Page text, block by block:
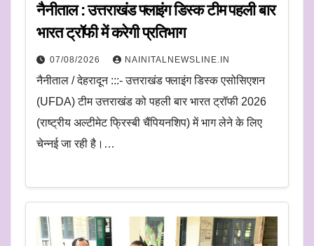
नैनीताल : उत्तराखंड फ्लाइंग डिस्क टीम पहली बार
भारत ट्रॉफी में करेगी प्रतिभाग
07/08/2026 NAINITALNEWSLINE.IN
नैनीताल / देहरादून :::- उत्तराखंड फ्लाइंग डिस्क एसोसिएशन
(UFDA) टीम उत्तराखंड को पहली बार भारत ट्रॉफी 2026
(राष्ट्रीय अल्टीमेट फ्रिस्बी चैंपियनशिप) में भाग लेने के लिए
चेन्नई जा रही है।…